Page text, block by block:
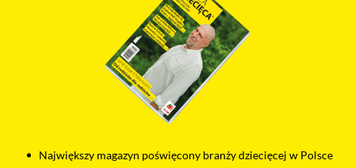
Największy magazyn poświęcony branży dziecięcej w Polsce